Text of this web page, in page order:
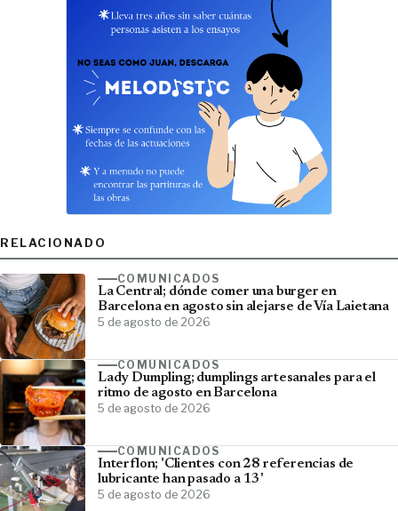
RELACIONADO
COMUNICADOS
La Central; dónde comer una burger en
Barcelona en agosto sin alejarse de Vía Laietana
5 de agosto de 2026
COMUNICADOS
Lady Dumpling; dumplings artesanales para el
ritmo de agosto en Barcelona
5 de agosto de 2026
COMUNICADOS
Interflon; 'Clientes con 28 referencias de
lubricante han pasado a 13'
5 de agosto de 2026